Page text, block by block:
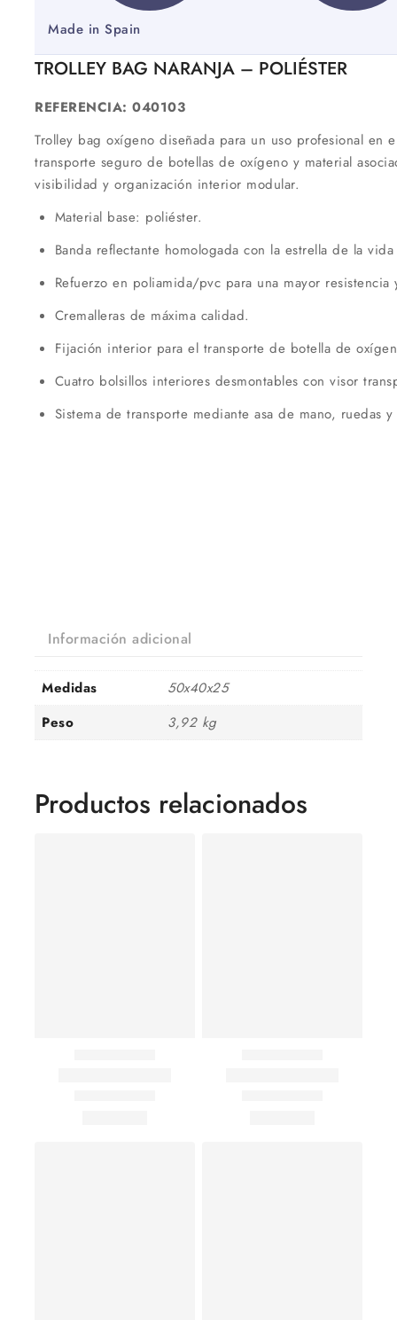
Made in Spain
TROLLEY BAG NARANJA – POLIÉSTER
REFERENCIA: 040103
Trolley bag oxígeno diseñada para un uso profesional en
transporte seguro de botellas de oxígeno y material
visibilidad y organización interior modular.
Material base: poliéster.
Banda reflectante homologada con la estrella de la
Refuerzo en poliamida/pvc para una mayor
Cremalleras de máxima calidad.
Fijación interior para el transporte de botella de
Cuatro bolsillos interiores desmontables con visor
Sistema de transporte mediante asa de mano, ruedas
Información adicional
Medidas
50x40x25
Peso
3,92 kg
Productos relacionados